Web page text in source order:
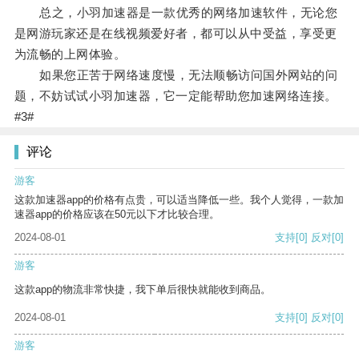
总之，小羽加速器是一款优秀的网络加速软件，无论您
是网游玩家还是在线视频爱好者，都可以从中受益，享受更
为流畅的上网体验。
如果您正苦于网络速度慢，无法顺畅访问国外网站的问
题，不妨试试小羽加速器，它一定能帮助您加速网络连接。
#3#
评论
游客
这款加速器app的价格有点贵，可以适当降低一些。我个人觉得，一款加
速器app的价格应该在50元以下才比较合理。
2024-08-01
支持[0] 反对[0]
游客
这款app的物流非常快捷，我下单后很快就能收到商品。
2024-08-01 支持[0] 反对[0]
游客